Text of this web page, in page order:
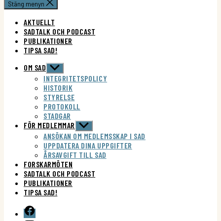
Stäng menyn
AKTUELLT
SADTALK OCH PODCAST
PUBLIKATIONER
TIPSA SAD!
OM SAD Visa
undermeny
INTEGRITETSPOLICY
HISTORIK
STYRELSE
PROTOKOLL
STADGAR
FÖR MEDLEMMAR
Visa
undermeny
ANSÖKAN OM MEDLEMSSKAP I SAD
UPPDATERA DINA UPPGIFTER
ÅRSAVGIFT TILL SAD
FORSKARMÖTEN
SADTALK OCH PODCAST
PUBLIKATIONER
TIPSA SAD!
Facebook
grupp
Nödvändiga
Dessa kakor
går inte att
välja bort.
De behövs
för att
hemsidan
över huvud
taget ska
fungera.